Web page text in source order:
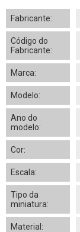
Fabricante:
Código do
Fabricante:
Marca:
Modelo:
Ano do
modelo:
Cor:
Escala:
Tipo da
miniatura:
Material: